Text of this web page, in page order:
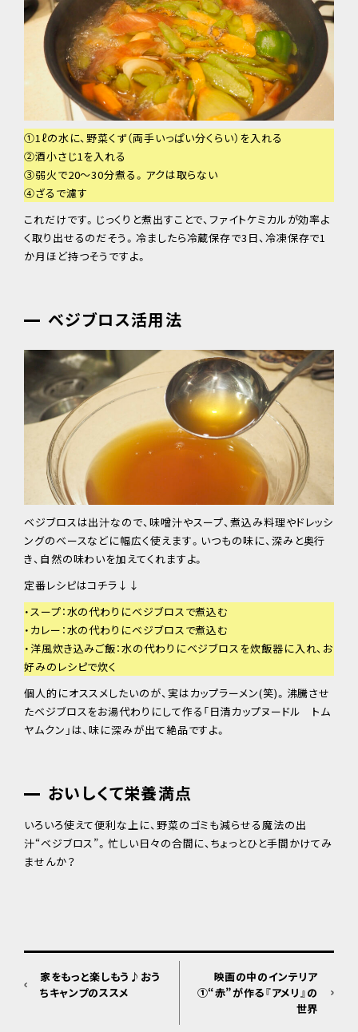
①1ℓの水に、野菜くず（両手いっぱい分くらい）を入れる
②酒小さじ1を入れる
③弱火で20～30分煮る。アクは取らない
④ざるで濾す
これだけです。じっくりと煮出すことで、ファイトケミカルが効率よ
く取り出せるのだそう。冷ましたら冷蔵保存で3日、冷凍保存で1
か月ほど持つそうですよ。
ベジブロス活用法
ベジブロスは出汁なので、味噌汁やスープ、煮込み料理やドレッシ
ングのベースなどに幅広く使えます。いつもの味に、深みと奥行
き、自然の味わいを加えてくれますよ。
定番レシピはコチラ↓↓
・スープ：水の代わりにベジブロスで煮込む
・カレー：水の代わりにベジブロスで煮込む
・洋風炊き込みご飯：水の代わりにベジブロスを炊飯器に入れ、お
好みのレシピで炊く
個人的にオススメしたいのが、実はカップラーメン(笑)。沸騰させ
たベジブロスをお湯代わりにして作る「日清カップヌードル トム
ヤムクン」は、味に深みが出て絶品ですよ。
おいしくて栄養満点
いろいろ使えて便利な上に、野菜のゴミも減らせる魔法の出
汁“ベジブロス”。忙しい日々の合間に、ちょっとひと手間かけてみ
ませんか？
家をもっと楽しもう♪おう
ちキャンプのススメ
映画の中のインテリア
①“赤”が作る『アメリ』の
世界